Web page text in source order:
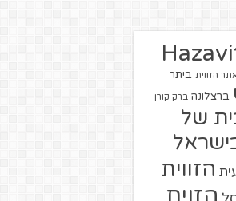
הזווית ביתר
ברצלונה ברק קורן
של
הזווית